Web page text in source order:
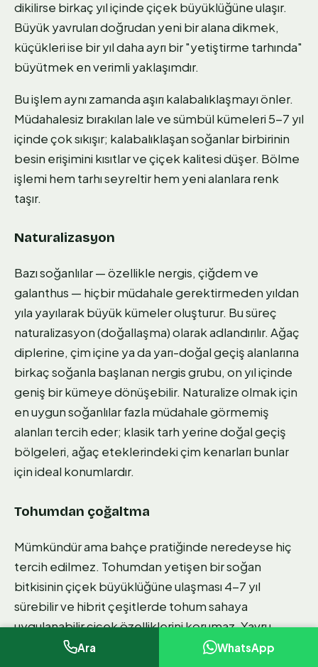
dikilirse birkaç yıl içinde çiçek büyüklüğüne ulaşır.
Büyük yavruları doğrudan yeni bir alana dikmek,
küçükleri ise bir yıl daha ayrı bir "yetiştirme tarhında"
büyütmek en verimli yaklaşımdır.
Bu işlem aynı zamanda aşırı kalabalıklaşmayı önler.
Müdahalesiz bırakılan lale ve sümbül kümeleri 5-7 yıl
içinde çok sıkışır; kalabalıklaşan soğanlar birbirinin
besin erişimini kısıtlar ve çiçek kalitesi düşer. Bölme
işlemi hem tarhı seyreltir hem yeni alanlara renk
taşır.
Naturalizasyon
Bazı soğanlılar — özellikle nergis, çiğdem ve
galanthus — hiçbir müdahale gerektirmeden yıldan
yıla yayılarak büyük kümeler oluşturur. Bu süreç
naturalizasyon (doğallaşma) olarak adlandırılır. Ağaç
diplerine, çim içine ya da yarı-doğal geçiş alanlarına
birkaç soğanla başlanan nergis grubu, on yıl içinde
geniş bir kümeye dönüşebilir. Naturalize olmak için
en uygun soğanlılar fazla müdahale görmemiş
alanları tercih eder; klasik tarh yerine doğal geçiş
bölgeleri, ağaç eteklerindeki çim kenarları bunlar
için ideal konumlardır.
Tohumdan çoğaltma
Mümkündür ama bahçe pratiğinde neredeyse hiç
tercih edilmez. Tohumdan yetişen bir soğan
bitkisinin çiçek büyüklüğüne ulaşması 4-7 yıl
sürebilir ve hibrit çeşitlerde tohum sahaya
uygulanabilir çiçek özelliklerini korumaz. Yavru
soğan ayırma ya da yumru bölme her zaman daha
Ara WhatsApp